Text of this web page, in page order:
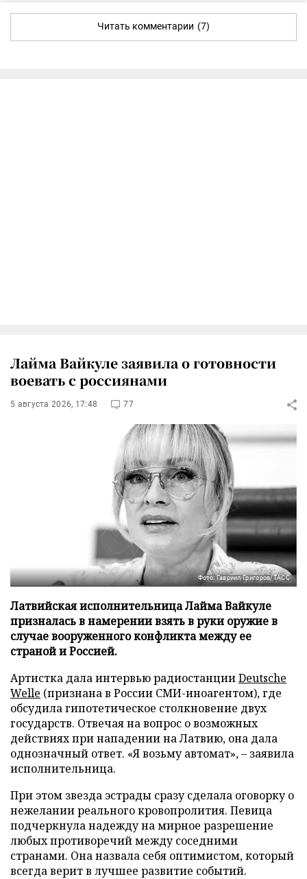
Читать комментарии (7)
Лайма Вайкуле заявила о готовности
воевать с россиянами
5 августа 2026, 17:48 77
Фото: Гавриил Григоров/ТАСС
Латвийская исполнительница Лайма Вайкуле
призналась в намерении взять в руки оружие в
случае вооруженного конфликта между ее
страной и Россией.
Артистка дала интервью радиостанцииDeutsche
Welle (признана в России СМИ-иноагентом), где
обсудила гипотетическое столкновение двух
государств. Отвечая на вопрос о возможных
действиях при нападении на Латвию, она дала
однозначный ответ. «Я возьму автомат», – заявила
исполнительница.
При этом звезда эстрады сразу сделала оговорку о
нежелании реального кровопролития. Певица
подчеркнула надежду на мирное разрешение
любых противоречий между соседними
странами. Она назвала себя оптимистом, который
всегда верит в лучшее развитие событий.